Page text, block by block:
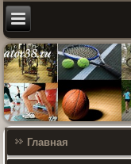
Главная